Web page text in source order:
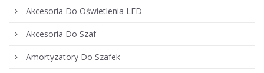
Akcesoria Do Oświetlenia LED
Akcesoria Do Szaf
Amortyzatory Do Szafek